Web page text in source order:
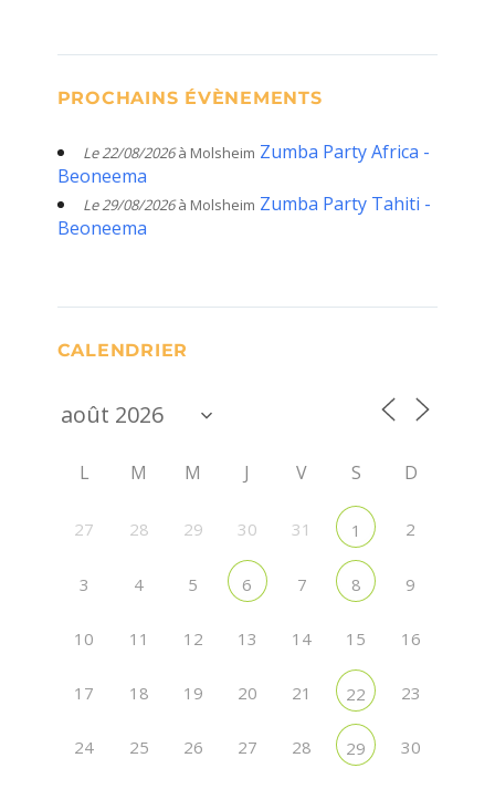
PROCHAINS ÉVÈNEMENTS
Le 22/08/2026à Molsheim Zumba Party Africa -
Beoneema
Le 29/08/2026à Molsheim Zumba Party Tahiti -
Beoneema
CALENDRIER
L M M J V S D
27 28 29 30 31 1 2
3 4 5 6 7 8 9
10 11 12 13 14 15 16
17 18 19 20 21 22 23
24 25 26 27 28 29 30